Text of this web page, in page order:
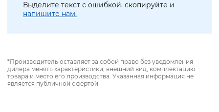
Выделите текст с ошибкой, скопируйте и
напишите нам.
*Производитель оставляет за собой право без уведомления
дилера менять характеристики, внешний вид, комплектацию
товара и место его производства. Указанная информация не
является публичной офертой